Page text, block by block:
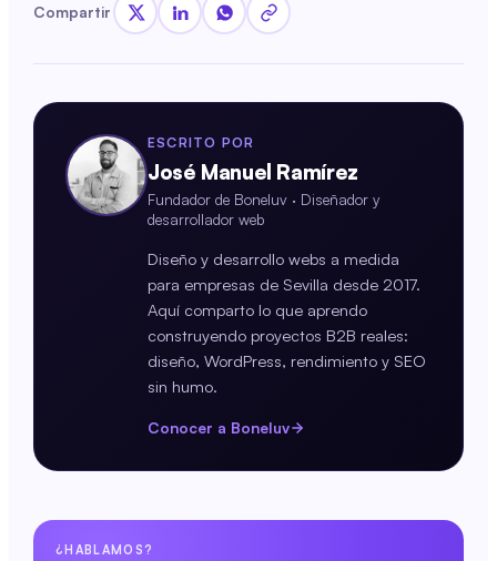
Compartir
ESCRITO POR
José Manuel Ramírez
Fundador de Boneluv · Diseñador y
desarrollador web
Diseño y desarrollo webs a medida
para empresas de Sevilla desde 2017.
Aquí comparto lo que aprendo
construyendo proyectos B2B reales:
diseño, WordPress, rendimiento y SEO
sin humo.
Conocer a Boneluv
¿HABLAMOS?